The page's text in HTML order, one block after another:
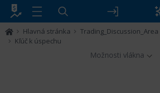
Hlavná stránka Trading_Discussion_Area
Kľúč k úspechu
Možnosti vlákna